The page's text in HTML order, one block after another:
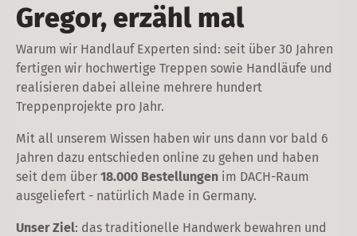
Gregor, erzähl mal
Warum wir Handlauf Experten sind: seit über 30 Jahren
fertigen wir hochwertige Treppen sowie Handläufe und
realisieren dabei alleine mehrere hundert
Treppenprojekte pro Jahr.
Mit all unserem Wissen haben wir uns dann vor bald 6
Jahren dazu entschieden online zu gehen und haben
seit dem über 18.000 Bestellungen im DACH-Raum
ausgeliefert - natürlich Made in Germany.
Unser Ziel: das traditionelle Handwerk bewahren und